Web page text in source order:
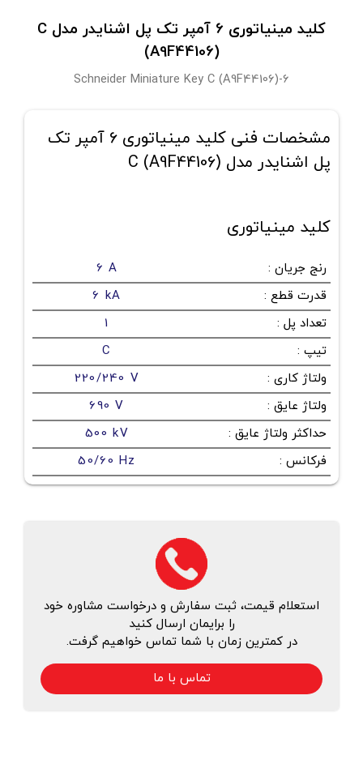
کلید مینیاتوری 6 آمپر تک پل اشنایدر مدل C
(A9F44106)
Schneider Miniature Key C (A9F44106)-6
مشخصات فنی کلید مینیاتوری 6 آمپر تک
پل اشنایدر مدل C (A9F44106)
کلید مینیاتوری
رنج جریان :
6 A
قدرت قطع :
6 kA
تعداد پل :
1
تیپ :
C
ولتاژ کاری :
220/240 V
ولتاژ عایق :
690 V
حداکثر ولتاژ عایق :
500 kV
فرکانس :
50/60 Hz
استعلام قیمت، ثبت سفارش و درخواست مشاوره خود
را برایمان ارسال کنید
در کمترین زمان با شما تماس خواهیم گرفت.
تماس با ما